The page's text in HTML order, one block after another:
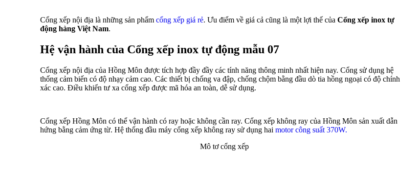
Cổng xếp nội địa là những sản phẩm cổng xếp giá rẻ. Ưu điểm về giá cả cũng là một lợi thế của Cổng xếp inox tự
động hàng Việt Nam.
Hệ vận hành của Cổng xếp inox tự động mẫu 07
Cổng xếp nội địa của Hồng Môn được tích hợp đầy đầy các tính năng thông minh nhất hiện nay. Cổng sử dụng hệ
thống cảm biến có độ nhạy cảm cao. Các thiết bị chống va đập, chống chộm bằng đầu dò tia hồng ngoại có độ chính
xác cao. Điều khiển tư xa cổng xếp được mã hóa an toàn, dễ sử dụng.
Cổng xếp Hồng Môn có thể vận hành có ray hoặc không cần ray. Cổng xếp không ray của Hồng Môn sản xuất dẫn
hứng bằng cảm ứng từ. Hệ thống đầu máy cổng xếp không ray sử dụng hai motor công suất 370W.
Mô tơ cổng xếp